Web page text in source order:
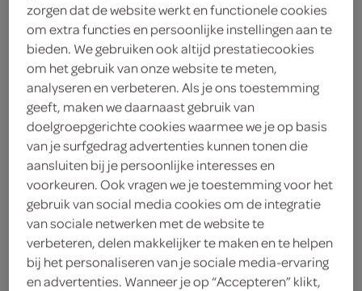
Sierra Nevada IPA blik
big little
Sierra Nevada
< 25 jaar? Laat je
legitimatie zien
< 18 jaar verkopen wij
geen alcohol
meer
informatie
355 Milliliter
zorgen dat de website werkt en functionele cookies
om extra functies en persoonlijke instellingen aan te
bieden. We gebruiken ook altijd prestatiecookies
om het gebruik van onze website te meten,
analyseren en verbeteren. Als je ons toestemming
geeft, maken we daarnaast gebruik van
doelgroepgerichte cookies waarmee we je op basis
van je surfgedrag advertenties kunnen tonen die
aansluiten bij je persoonlijke interesses en
voorkeuren. Ook vragen we je toestemming voor het
gebruik van social media cookies om de integratie
van sociale netwerken met de website te
verbeteren, delen makkelijker te maken en te helpen
bij het personaliseren van je sociale media-ervaring
en advertenties. Wanneer je op “Accepteren” klikt,